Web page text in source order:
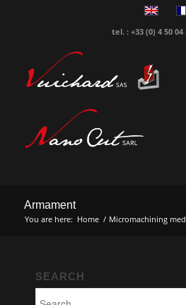
tel. : +33 (0) 4 50 04
Armament
You are here: Home / Micromachining
SEARCH